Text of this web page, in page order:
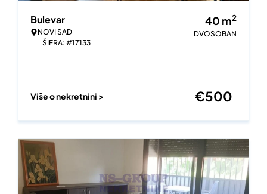
Bulevar
NOVI SAD
ŠIFRA: #17133
40 m2
DVOSOBAN
Više o nekretnini > €500